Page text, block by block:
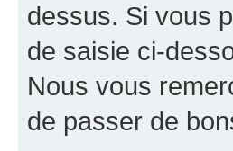
dessus. Si vous
de saisie ci-
Nous vous
de passer de